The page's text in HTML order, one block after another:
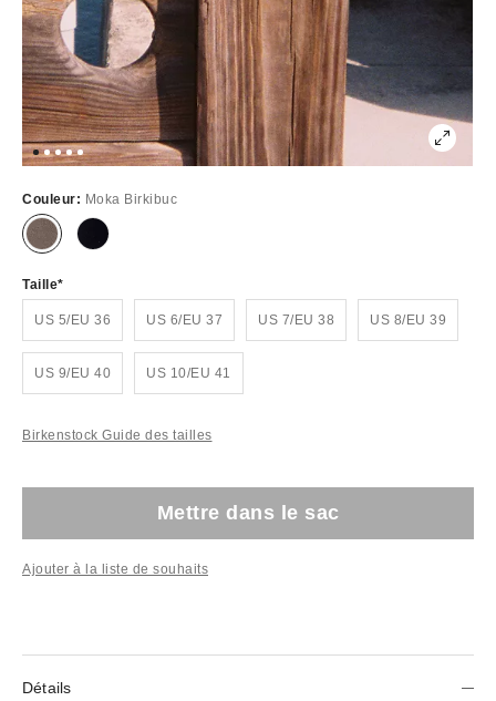
Couleur: Moka Birkibuc
Taille
US 5/EU 36 US 6/EU 37 US 7/EU 38 US 8/EU 39
US 9/EU 40 US 10/EU 41
Birkenstock Guide des tailles
Mettre dans le sac
Ajouter à la liste de souhaits
Détails